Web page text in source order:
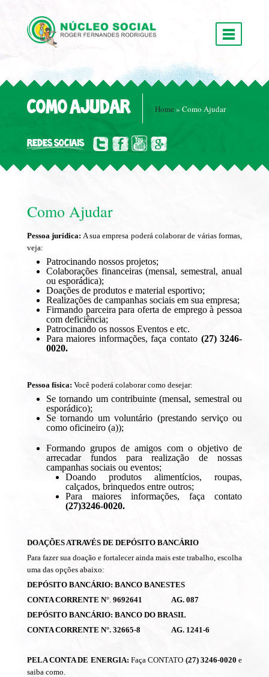
COMO AJUDAR Home » Como Ajudar
REDES SOCIAIS
Como Ajudar
Pessoa jurídica: A sua empresa poderá colaborar de várias formas,
veja:
Patrocinando nossos projetos;
Colaborações financeiras (mensal, semestral, anual
ou esporádica);
Doações de produtos e material esportivo;
Realizações de campanhas sociais em sua empresa;
Firmando parceira para oferta de emprego à pessoa
com deficiência;
Patrocinando os nossos Eventos e etc.
Para maiores informações, faça contato (27) 3246-
0020.
Pessoa física: Você poderá colaborar como desejar:
Se tornando um contribuinte (mensal, semestral ou
esporádico);
Se tornando um voluntário (prestando serviço ou
como oficineiro (a));
Formando grupos de amigos com o objetivo de
arrecadar fundos para realização de nossas
campanhas sociais ou eventos;
Doando produtos alimentícios, roupas,
calçados, brinquedos entre outros;
Para maiores informações, faça contato
(27)3246-0020.
DOAÇÕES ATRAVÉS DE DEPÓSITO BANCÁRIO
Para fazer sua doação e fortalecer ainda mais este trabalho, escolha
uma das opções abaixo:
DEPÓSITO BANCÁRIO: BANCO BANESTES
CONTA CORRENTE N°. 9692641 AG. 087
DEPÓSITO BANCÁRIO: BANCO DO BRASIL
CONTA CORRENTE N°.32665-8 AG. 1241-6
PELA CONTA DE ENERGIA: Faça CONTATO (27) 3246-0020e
saiba como.